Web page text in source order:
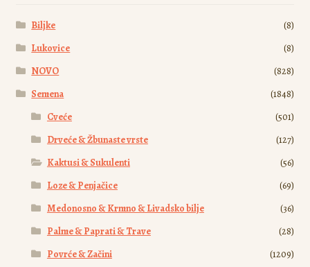
na
stranici
Biljke
(8)
Lukovice
(8)
NOVO
(828)
Semena
(1848)
Cveće
(501)
Drveće & Žbunaste vrste
(127)
Kaktusi & Sukulenti
(56)
Loze & Penjačice
(69)
Medonosno & Krmno & Livadsko bilje
(36)
Palme & Paprati & Trave
(28)
Povrće & Začini
(1209)